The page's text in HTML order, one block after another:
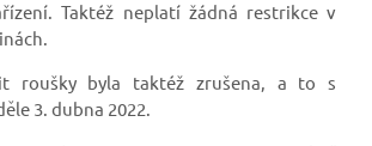
Taktéž neplatí žádná restrikce v
roušky byla taktéž zrušena, a to s
3. dubna 2022.